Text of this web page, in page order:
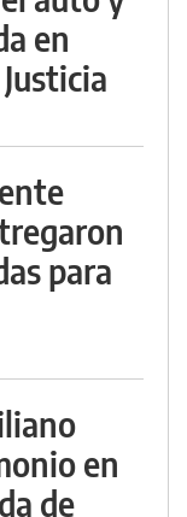
en
para
en
de